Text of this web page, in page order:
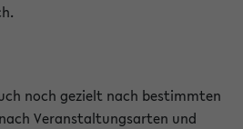
noch gezielt nach bestimmten
Veranstaltungsarten und